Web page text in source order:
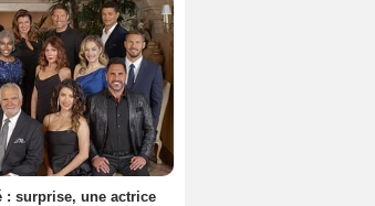
: surprise, une actrice